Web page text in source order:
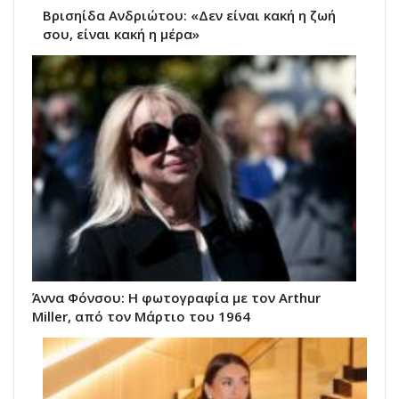
Βρισηίδα Ανδριώτου: «Δεν είναι κακή η ζωή
σου, είναι κακή η μέρα»
Άννα Φόνσου: Η φωτογραφία με τον Arthur
Miller, από τον Μάρτιο του 1964